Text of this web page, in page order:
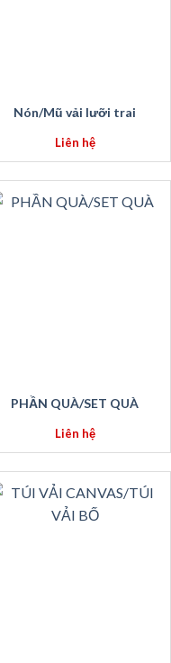
Nón/Mũ vải lưỡi trai
Liên hệ
PHẦN QUÀ/SET QUÀ
Liên hệ